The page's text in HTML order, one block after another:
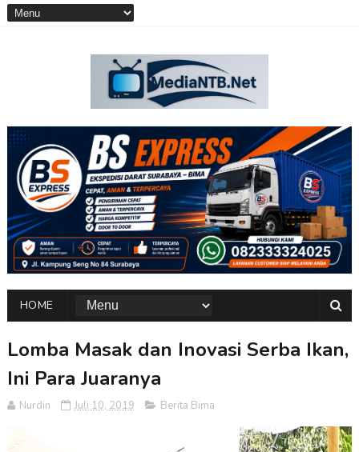
HOME
Lomba Masak dan Inovasi Serba Ikan,
Ini Para Juaranya
Nurdin Juli 10, 2019 Berita Bima